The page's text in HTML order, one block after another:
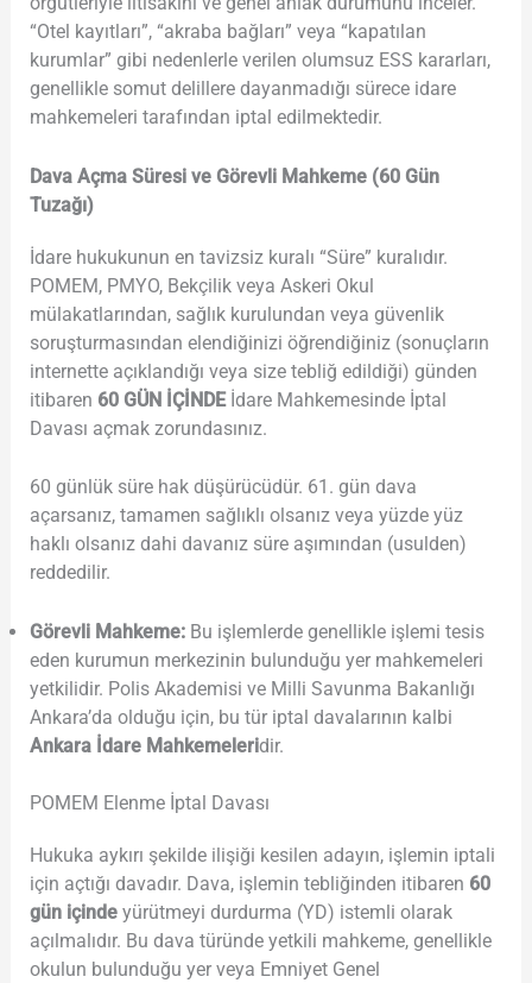
“Otel kayıtları”, “akraba bağları” veya “kapatılan
kurumlar” gibi nedenlerle verilen olumsuz ESS kararları,
genellikle somut delillere dayanmadığı sürece idare
mahkemeleri tarafından iptal edilmektedir.
Dava Açma Süresi ve Görevli Mahkeme (60 Gün
Tuzağı)
İdare hukukunun en tavizsiz kuralı “Süre” kuralıdır.
POMEM, PMYO, Bekçilik veya Askeri Okul
mülakatlarından, sağlık kurulundan veya güvenlik
soruşturmasından elendiğinizi öğrendiğiniz (sonuçların
internette açıklandığı veya size tebliğ edildiği) günden
itibaren 60 GÜN İÇİNDEİdare Mahkemesinde İptal
Davası açmak zorundasınız.
60 günlük süre hak düşürücüdür. 61. gün dava
açarsanız, tamamen sağlıklı olsanız veya yüzde yüz
haklı olsanız dahi davanız süre aşımından (usulden)
reddedilir.
Görevli Mahkeme:Bu işlemlerde genellikle işlemi tesis
eden kurumun merkezinin bulunduğu yer mahkemeleri
yetkilidir. Polis Akademisi ve Milli Savunma Bakanlığı
Ankara’da olduğu için, bu tür iptal davalarının kalbi
Ankara İdare Mahkemeleridir.
POMEM Elenme İptal Davası
Hukuka aykırı şekilde ilişiği kesilen adayın, işlemin iptali
için açtığı davadır. Dava, işlemin tebliğinden itibaren 60
gün içindeyürütmeyi durdurma (YD) istemli olarak
açılmalıdır. Bu dava türünde yetkili mahkeme, genellikle
okulun bulunduğu yer veya Emniyet Genel